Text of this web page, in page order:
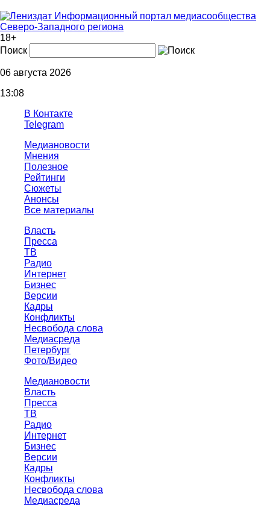
Информационный портал медиасообщества
Северо-Западного региона
18+
Поиск
06 августа 2026
13:08
В Контакте
Telegram
Медиановости
Мнения
Полезное
Рейтинги
Сюжеты
Анонсы
Все материалы
Власть
Пресса
ТВ
Радио
Интернет
Бизнес
Версии
Кадры
Конфликты
Несвобода слова
Медиасреда
Петербург
Фото/Видео
Медиановости
Власть
Пресса
ТВ
Радио
Интернет
Бизнес
Версии
Кадры
Конфликты
Несвобода слова
Медиасреда